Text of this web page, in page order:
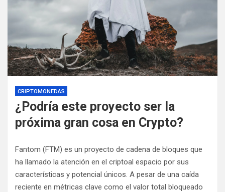
CRIPTOMONEDAS
¿Podría este proyecto ser la
próxima gran cosa en Crypto?
Fantom (FTM) es un proyecto de cadena de bloques que
ha llamado la atención en el criptoal espacio por sus
características y potencial únicos. A pesar de una caída
reciente en métricas clave como el valor total bloqueado